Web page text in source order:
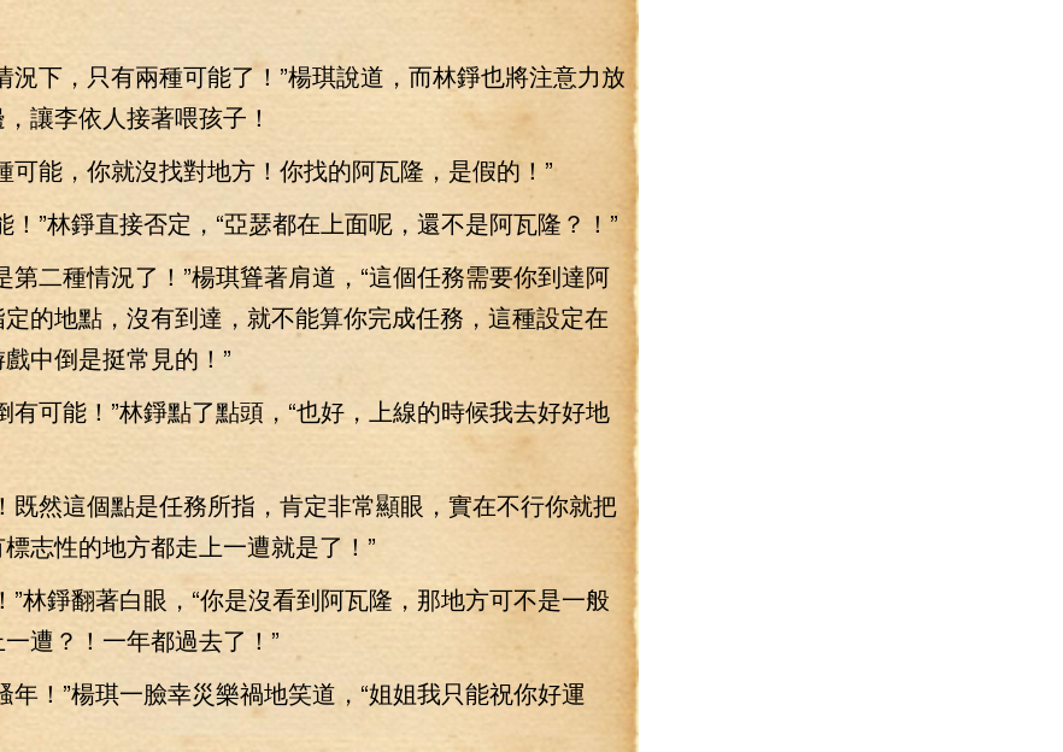
，只有兩種可能了！”楊琪說道，而林錚也將注意力放
讓李依人接著喂孩子！
，你就沒找對地方！你找的阿瓦隆，是假的！”
林錚直接否定，“亞瑟都在上面呢，還不是阿瓦隆？！”
二種情況了！”楊琪聳著肩道，“這個任務需要你到達阿
的地點，沒有到達，就不能算你完成任務，這種設定在
中倒是挺常見的！”
可能！”林錚點了點頭，“也好，上線的時候我去好好地
然這個點是任務所指，肯定非常顯眼，實在不行你就把
志性的地方都走上一遭就是了！”
錚翻著白眼，“你是沒看到阿瓦隆，那地方可不是一般
遭？！一年都過去了！”
”楊琪一臉幸災樂禍地笑道，“姐姐我只能祝你好運